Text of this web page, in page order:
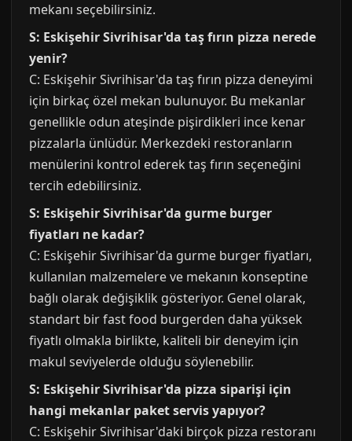
mekanı seçebilirsiniz.
S: Eskişehir Sivrihisar'da taş fırın pizza nerede
yenir?
C: Eskişehir Sivrihisar'da taş fırın pizza deneyimi
için birkaç özel mekan bulunuyor. Bu mekanlar
genellikle odun ateşinde pişirdikleri ince kenar
pizzalarla ünlüdür. Merkezdeki restoranların
menülerini kontrol ederek taş fırın seçeneğini
tercih edebilirsiniz.
S: Eskişehir Sivrihisar'da gurme burger
fiyatları ne kadar?
C: Eskişehir Sivrihisar'da gurme burger fiyatları,
kullanılan malzemelere ve mekanın konseptine
bağlı olarak değişiklik gösteriyor. Genel olarak,
standart bir fast food burgerden daha yüksek
fiyatlı olmakla birlikte, kaliteli bir deneyim için
makul seviyelerde olduğu söylenebilir.
S: Eskişehir Sivrihisar'da pizza siparişi için
hangi mekanlar paket servis yapıyor?
C: Eskişehir Sivrihisar'daki birçok pizza restoranı